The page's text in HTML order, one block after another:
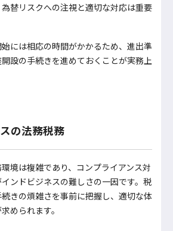
替リスクへの注視と適切な対応は重要
には相応の時間がかかるため、進出準
設の手続きを進めておくことが実務上
の法務税務
境は複雑であり、コンプライアンス対
ンドビジネスの難しさの一因です。税
きの煩雑さを事前に把握し、適切な体
められます。